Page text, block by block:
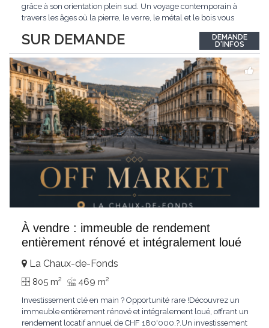
SUR DEMANDE
grâce à son orientation plein sud. Un voyage contemporain à
travers les âges où la pierre, le verre, le métal et le bois vous
de Grandson, entourée de nature et d’un verger de fruitiers, et...
DEMANDE
D'INFOS
À vendre : immeuble de rendement
entièrement rénové et intégralement loué
La Chaux-de-Fonds
805 m2 469 m2
Investissement clé en main ? Opportunité rare !Découvrez un
immeuble entièrement rénové et intégralement loué, offrant un
rendement locatif annuel de CHF 180'000.?.Un investissement